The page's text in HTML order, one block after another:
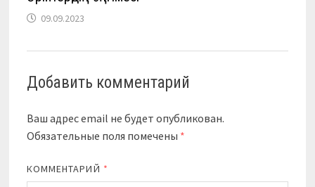
09.09.2023
Добавить комментарий
Ваш адрес email не будет опубликован.
Обязательные поля помечены *
КОММЕНТАРИЙ *